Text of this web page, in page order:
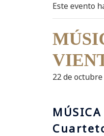
Este evento
22 de